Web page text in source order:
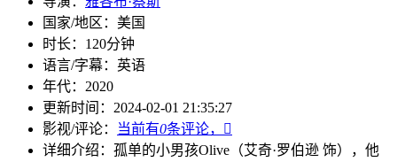
国家/地区： 美国
时长： 120分钟
语言/字幕： 英语
年代： 2020
更新时间： 2024-02-01 21:35:27
影视/评论：
当前有0条评论，

详细介绍： 孤单的小男孩Olive（艾奇·罗伯逊 饰），他